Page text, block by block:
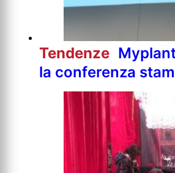
Tendenze
la conferenza